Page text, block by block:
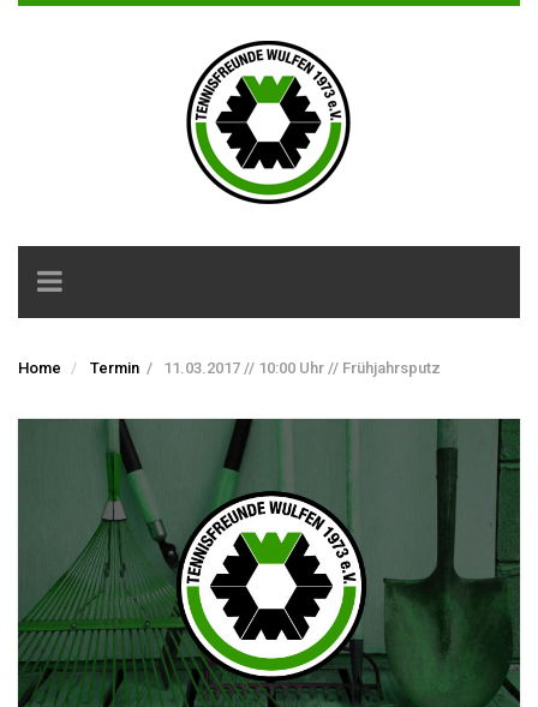
Toggle
navigation
Home Termin / 11.03.2017 // 10:00 Uhr // Frühjahrsputz